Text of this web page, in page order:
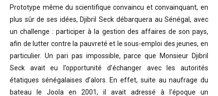
Prototype même du scientifique convaincu et convainquant, en
plus sûr de ses idées, Djibril Seck débarquera au Sénégal, avec
un challenge : participer à la gestion des affaires de son pays,
afin de lutter contre la pauvreté et le sous-emploi des jeunes, en
particulier. Un pari pas impossible, parce que Monsieur Djibril
Seck avait eu l’opportunité d’échanger avec les autorités
étatiques sénégalaises d’alors. En effet, suite au naufrage du
bateau le Joola en 2001, il avait adressé à l’époque un